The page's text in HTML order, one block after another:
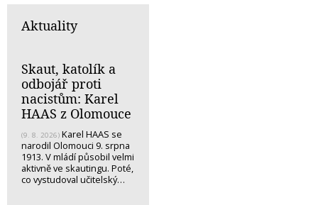
Aktuality
Skaut, katolík a
odbojář proti
nacistům: Karel
HAAS z Olomouce
(9. 8. 2026) Karel HAAS se
narodil Olomouci 9. srpna
1913. V mládí působil velmi
aktivně ve skautingu. Poté,
co vystudoval učitelský…